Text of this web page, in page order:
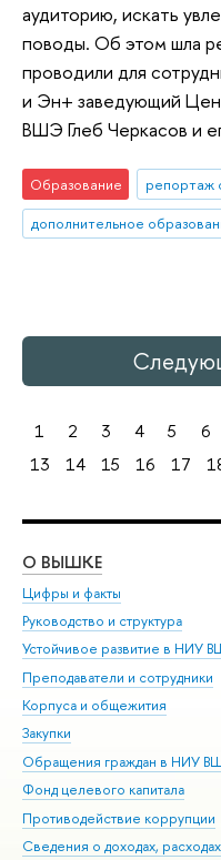
аудиторию, искать
поводы. Об этом шла
проводили для
и Эн+ заведующий
ВШЭ Глеб Черкасов и
Образование
репортаж
дополнительное
1 2 3 4 5 6
13
14 15 16 17
О ВЫШКЕ
Цифры и факты
Руководство и структура
Устойчивое развитие в НИУ
Преподаватели и сотрудники
Корпуса и общежития
Закупки
Обращения граждан в НИУ
Фонд целевого капитала
Противодействие коррупции
Сведения о доходах,